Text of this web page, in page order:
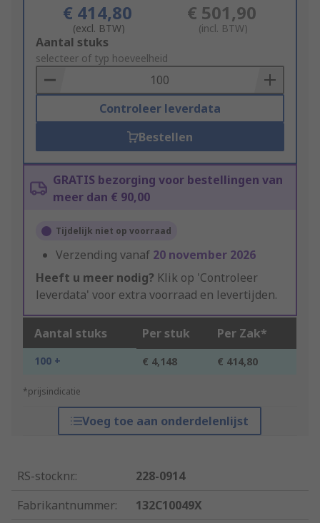
€ 414,80
(excl. BTW)
€ 501,90
(incl. BTW)
Add
to
Basket
Aantal stuks
selecteer of typ hoeveelheid
Controleer leverdata
Bestellen
GRATIS bezorging voor bestellingen van
meer dan € 90,00
Tijdelijk niet op voorraad
Verzending vanaf 20 november 2026
Heeft u meer nodig? Klik op 'Controleer
leverdata' voor extra voorraad en levertijden.
Aantal stuks Per stuk Per Zak*
100 + € 4,148 € 414,80
*prijsindicatie
Voeg toe aan onderdelenlijst
RS-stocknr.:
228-0914
Fabrikantnummer:
132C10049X